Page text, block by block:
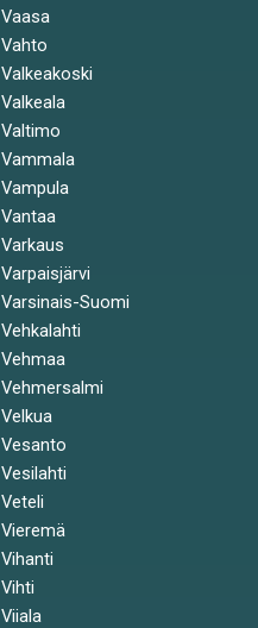
Vaasa
Vahto
Valkeakoski
Valkeala
Valtimo
Vammala
Vampula
Vantaa
Varkaus
Varpaisjärvi
Varsinais-Suomi
Vehkalahti
Vehmaa
Vehmersalmi
Velkua
Vesanto
Vesilahti
Veteli
Vieremä
Vihanti
Vihti
Viiala